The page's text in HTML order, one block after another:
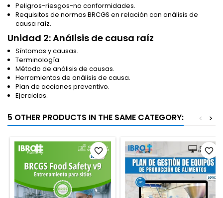
Peligros-riesgos-no conformidades.
Requisitos de normas BRCGS en relación con análisis de
causa raíz.
Unidad 2: Análisis de causa raíz
Síntomas y causas.
Terminología.
Método de análisis de causas.
Herramientas de análisis de causa.
Plan de acciones preventivo.
Ejercicios.
5 OTHER PRODUCTS IN THE SAME CATEGORY: >
<
favorite_border favorite_border